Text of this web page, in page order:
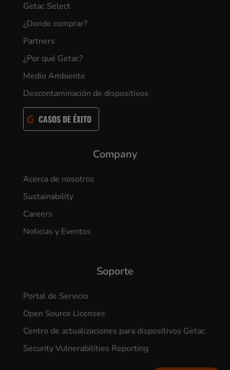
Getac Select
¿Donde comprar?
Partners
¿Por qué Getac?
Medio Ambiente
Descontaminación de dispositivos
CASOS DE ÉXITO
Company
Acerca de nosotros
Sustainability
Careers
Noticias y Eventos
Soporte
Portal de Servicio
Open Source Licenses
Centro de actualizaciones para dispositivos Getac
Security Vulnerabilities Reporting